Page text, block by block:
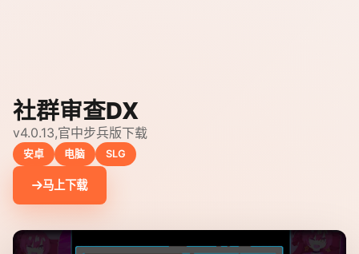
社群审查DX
v4.0.13,官中步兵版下载
安卓 电脑 SLG
马上下载